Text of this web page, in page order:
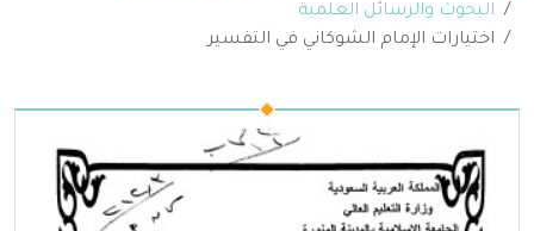
البحوث والرسائل العلمية
اختيارات الإمام الشوكاني في التفسير